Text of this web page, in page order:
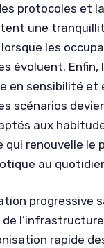
protocoles et
une
les
évoluent. Enfin,
en sensibilité et
scénarios
aux
qui renouvelle le
au
progressive
l’infrastructure
rapide